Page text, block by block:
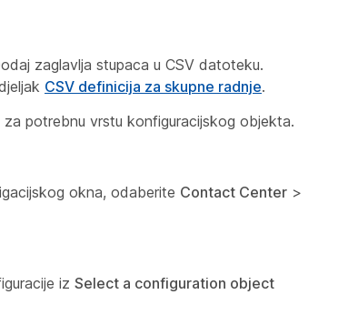
zaglavlja stupaca u CSV datoteku.
CSV definicija za skupne radnje.
potrebnu vrstu konfiguracijskog objekta.
okna, odaberite Contact Center >
iz Select a configuration object